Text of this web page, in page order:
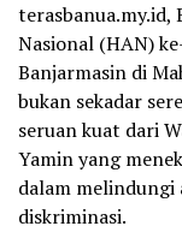
terasbanua.my.id,
Nasional (HAN)
Banjarmasin di
bukan sekadar
seruan kuat dari
Yamin yang
dalam melindungi
diskriminasi.